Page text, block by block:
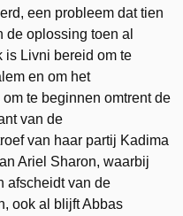
een probleem dat tien
de oplossing toen al
is Livni bereid om te
en om het
te beginnen omtrent de
van de
van haar partij Kadima
Ariel Sharon, waarbij
afscheidt van de
ook al blijft Abbas